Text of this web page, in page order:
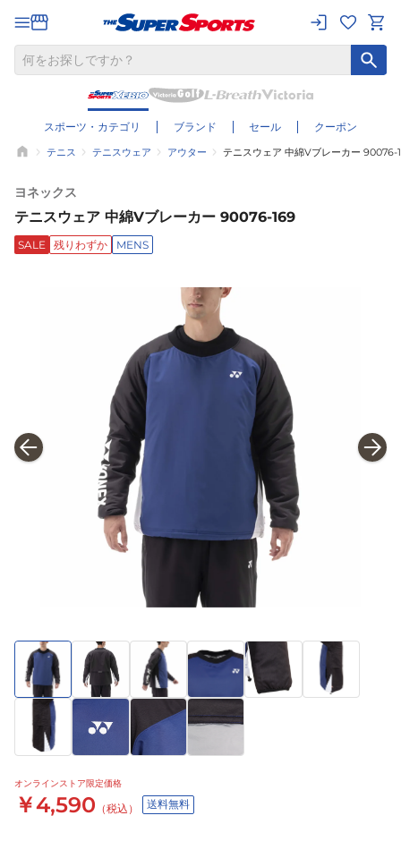
スポーツ・カテゴリ ブランド セール クーポン
テニス テニスウェア アウター テニスウェア 中綿Vブレーカー 90076-
ヨネックス
テニスウェア 中綿Vブレーカー 90076-169
SALE 残りわずか MENS
オンラインストア限定価格
￥4,590 （税込） 送料無料